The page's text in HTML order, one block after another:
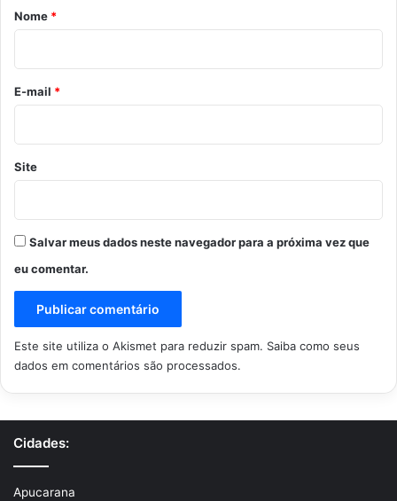
r
i
o
*
Nome *
E-mail *
Site
Salvar meus dados neste navegador para a próxima vez que
eu comentar.
Este site utiliza o Akismet para reduzir spam. Saiba como seus
dados em comentários são processados.
Cidades:
Apucarana